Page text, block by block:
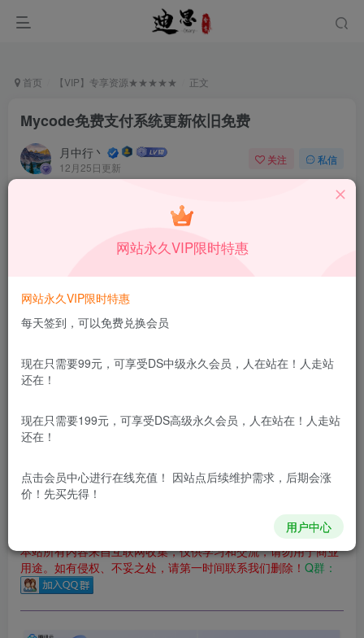
首页 【VIP】专享资源★★★★★ 正文
Mycode免费支付系统更新依旧免费
月中行丶
12月25日更新
关注 私信
Mycode免费支付系统更新依旧免费
此内容为付费资源，请付费后查看
￥5.99
DS中级会员免费
本站付费资源为网络虚拟产品，由于网络资源具有极快的可复制性，
本站所有内容来自互联网收集，仅供用于学习和交流，请勿用
于商业用途。如有侵权、不妥之处，请第一时间联系我们删
除！
本站所有内容来自互联网收集，仅供学习和交流，请勿用于商业
用途。如有侵权、不妥之处，请第一时间联系我们删除！ Q群：
网站永久VIP限时特惠
网站永久VIP限时特惠
每天签到，可以免费兑换会员
现在只需要99元，可享受DS中级永久会员，人在站在！人走站
还在！
现在只需要199元，可享受DS高级永久会员，人在站在！人走站
还在！
点击会员中心进行在线充值！ 因站点后续维护需求，后期会涨
价！先买先得！
用户中心